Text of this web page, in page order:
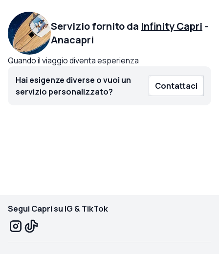
Servizio fornito da Infinity Capri -
Anacapri
Quando il viaggio diventa esperienza
Hai esigenze diverse o vuoi un
servizio personalizzato?
Contattaci
Segui Capri su IG & TikTok